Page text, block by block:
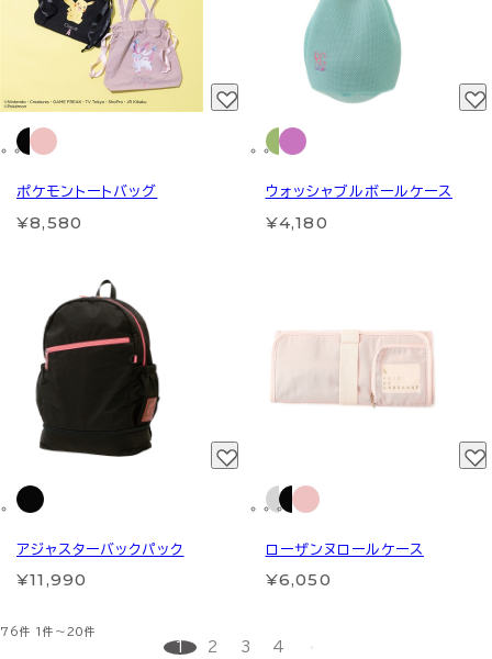
ポケモントートバッグ
¥8,580
ウォッシャブルボールケース
¥4,180
アジャスターバックパック
¥11,990
ローザンヌロールケース
¥6,050
76件 1件～20件
1 2 3 4